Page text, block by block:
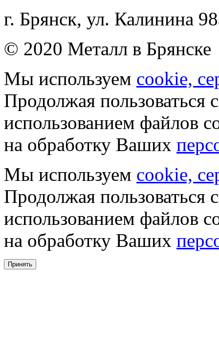
г. Брянск, ул. Калинина
© 2020 Металл в Брянске
Мы используем cookie,
Продолжая пользоваться
использованием файлов
на обработку Ваших
Мы используем cookie,
Продолжая пользоваться
использованием файлов
на обработку Ваших
Принять